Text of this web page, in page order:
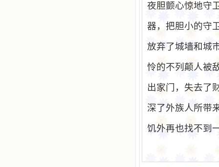
夜胆颤心惊地守
器，把胆小的守
放弃了城墙和城
怜的不列颠人被
出家门，失去了
深了外族人所带
饥外再也找不到